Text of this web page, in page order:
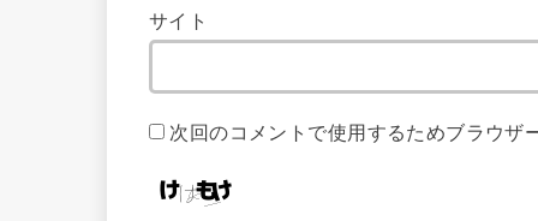
サイト
次回のコメントで使用するためブラウザ